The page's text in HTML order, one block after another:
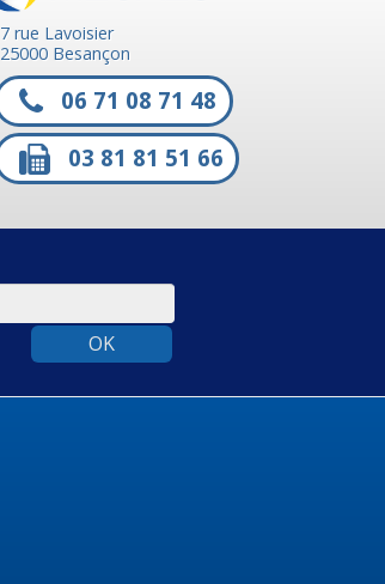
7 rue Lavoisier
25000 Besançon
06 71 08 71 48
03 81 81 51 66
OK